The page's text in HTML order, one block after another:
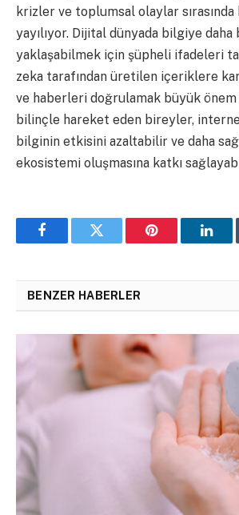
krizler ve toplumsal olaylar sırasında
yayılıyor. Dijital dünyada bilgiye
yaklaşabilmek için şüpheli ifadeleri
zeka tarafından üretilen içeriklere
ve haberleri doğrulamak büyük önem
bilinçle hareket eden bireyler,
bilginin etkisini azaltabilir ve daha
ekosistemi oluşmasına katkı
FacebookTwitter Pinterest
BENZER HABERLER